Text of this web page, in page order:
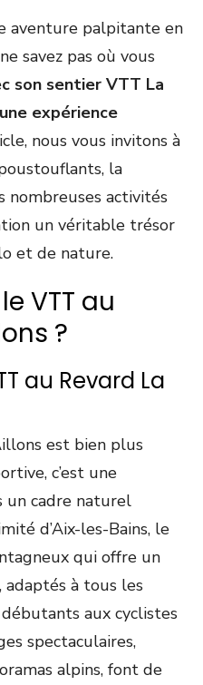
aventure palpitante en
savez pas où vous
son sentier VTT La
expérience
nous vous invitons à
la
nombreuses activités
un véritable trésor
et de nature.
VTT au
?
au Revard La
est bien plus
c’est une
un cadre naturel
d’Aix-les-Bains, le
qui offre un
adaptés à tous les
aux cyclistes
spectaculaires,
alpins, font de